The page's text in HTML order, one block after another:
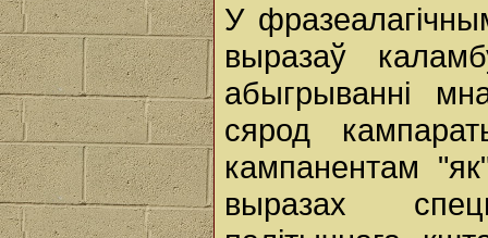
У
выразаў
абыгрыванні
сярод
кампанентам
выразах